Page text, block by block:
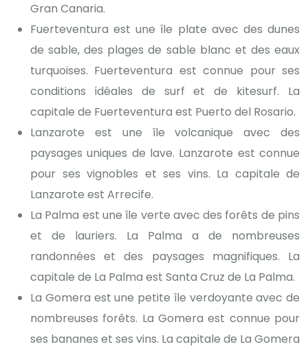
Gran Canaria.
Fuerteventura est une île plate avec des dunes
de sable, des plages de sable blanc et des eaux
turquoises. Fuerteventura est connue pour ses
conditions idéales de surf et de kitesurf. La
capitale de Fuerteventura est Puerto del Rosario.
Lanzarote est une île volcanique avec des
paysages uniques de lave. Lanzarote est connue
pour ses vignobles et ses vins. La capitale de
Lanzarote est Arrecife.
La Palma est une île verte avec des forêts de pins
et de lauriers. La Palma a de nombreuses
randonnées et des paysages magnifiques. La
capitale de La Palma est Santa Cruz de La Palma.
La Gomera est une petite île verdoyante avec de
nombreuses forêts. La Gomera est connue pour
ses bananes et ses vins. La capitale de La Gomera